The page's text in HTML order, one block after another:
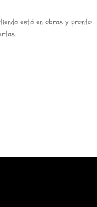
está en obras y pronto